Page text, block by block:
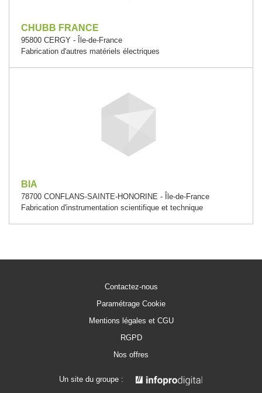
CHUBB FRANCE
95800 CERGY - Île-de-France
Fabrication d'autres matériels électriques
BIA
78700 CONFLANS-SAINTE-HONORINE - Île-de-France
Fabrication d'instrumentation scientifique et technique
Contactez-nous
Paramétrage Cookie
Mentions légales et CGU
RGPD
Nos offres
Un site du groupe :